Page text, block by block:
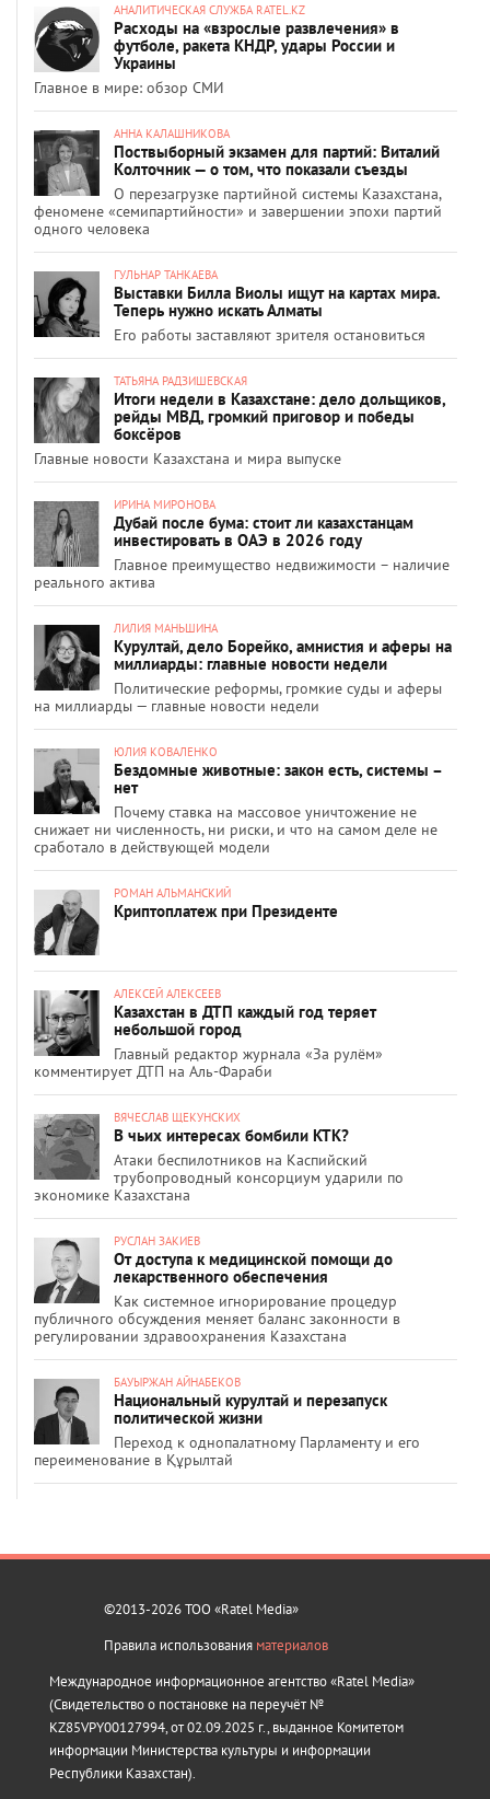
АНАЛИТИЧЕСКАЯ СЛУЖБА RATEL.KZ
Расходы на «взрослые развлечения» в
футболе, ракета КНДР, удары России и
Украины
Главное в мире: обзор СМИ
АННА КАЛАШНИКОВА
Поствыборный экзамен для партий: Виталий
Колточник — о том, что показали съезды
О перезагрузке партийной системы Казахстана,
феномене «семипартийности» и завершении эпохи партий
одного человека
ГУЛЬНАР ТАНКАЕВА
Выставки Билла Виолы ищут на картах мира.
Теперь нужно искать Алматы
Его работы заставляют зрителя остановиться
ТАТЬЯНА РАДЗИШЕВСКАЯ
Итоги недели в Казахстане: дело дольщиков,
рейды МВД, громкий приговор и победы
боксёров
Главные новости Казахстана и мира выпуске
ИРИНА МИРОНОВА
Дубай после бума: стоит ли казахстанцам
инвестировать в ОАЭ в 2026 году
Главное преимущество недвижимости – наличие
реального актива
ЛИЛИЯ МАНЬШИНА
Курултай, дело Борейко, амнистия и аферы на
миллиарды: главные новости недели
Политические реформы, громкие суды и аферы
на миллиарды — главные новости недели
ЮЛИЯ КОВАЛЕНКО
Бездомные животные: закон есть, системы –
нет
Почему ставка на массовое уничтожение не
снижает ни численность, ни риски, и что на самом деле не
сработало в действующей модели
РОМАН АЛЬМАНСКИЙ
Криптоплатеж при Президенте
АЛЕКСЕЙ АЛЕКСЕЕВ
Казахстан в ДТП каждый год теряет
небольшой город
Главный редактор журнала «За рулём»
комментирует ДТП на Аль-Фараби
ВЯЧЕСЛАВ ЩЕКУНСКИХ
В чьих интересах бомбили КТК?
Атаки беспилотников на Каспийский
трубопроводный консорциум ударили по
экономике Казахстана
РУСЛАН ЗАКИЕВ
От доступа к медицинской помощи до
лекарственного обеспечения
Как системное игнорирование процедур
публичного обсуждения меняет баланс законности в
регулировании здравоохранения Казахстана
БАУЫРЖАН АЙНАБЕКОВ
Национальный курултай и перезапуск
политической жизни
Переход к однопалатному Парламенту и его
переименование в Құрылтай
©2013-2026 ТОО «Ratel Media»
Правила использования материалов
Международное информационное агентство «Ratel Media»
(Свидетельство о постановке на переучёт №
KZ85VPY00127994, от 02.09.2025 г., выданное Комитетом
информации Министерства культуры и информации
Республики Казахстан).